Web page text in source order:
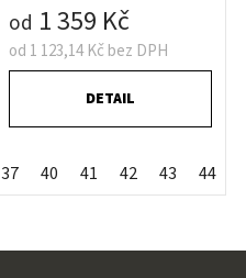
44 47 48
od 1 123,14 Kč bez DPH
od 1 359 Kč
DETAIL
37 40 41 42 43 44